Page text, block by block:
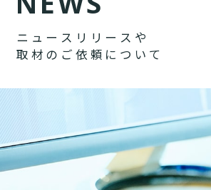
ニ ュ ー ス リ リ ー ス や
取 材 の ご 依 頼 に つ い て